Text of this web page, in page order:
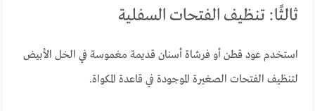
ثالثًا: تنظيف الفتحات السفلية
استخدم عود قطن أو فرشاة أسنان قديمة مغموسة في الخل الأبيض
لتنظيف الفتحات الصغيرة الموجودة في قاعدة المكواة.